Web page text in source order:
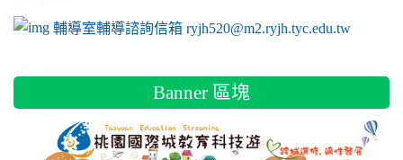
link to https://tyc.entry.edu.tw/NoExamImitate_TL/
輔導室輔導諮詢信箱 ryjh520@m2.ryjh.tyc.edu.tw
Banner 區塊